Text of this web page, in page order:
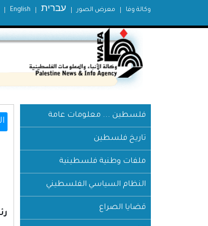
English עברית معرض الصور وكالة وفا
فلسطين ... معلومات عامة
تاريخ فلسطين
ملفات وطنية فلسطينية
النظام السياسي الفلسطيني
قضايا الصراع